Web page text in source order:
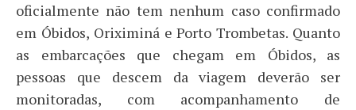
oficialmente não tem nenhum caso confirmado
em Óbidos, Oriximiná e Porto Trombetas. Quanto
as embarcações que chegam em Óbidos, as
pessoas que descem da viagem deverão ser
monitoradas, com acompanhamento de